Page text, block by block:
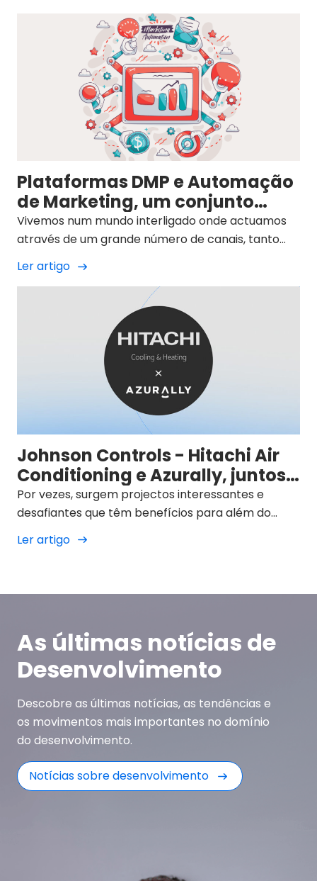
Plataformas DMP e Automação
de Marketing, um conjunto
imparável
Vivemos num mundo interligado onde actuamos
através de um grande número de canais, tanto
digitais como físicos.
Ler artigo
Johnson Controls - Hitachi Air
Conditioning e Azurally, juntos
para um futuro sustentável
Por vezes, surgem projectos interessantes e
desafiantes que têm benefícios para além do
mundo profissional.
Ler artigo
As últimas notícias de
Desenvolvimento
Descobre as últimas notícias, as tendências e
os movimentos mais importantes no domínio
do desenvolvimento.
Notícias sobre desenvolvimento